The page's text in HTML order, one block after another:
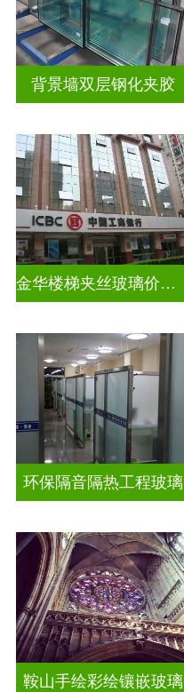
背景墙双层钢化夹胶
金华楼梯夹丝玻璃价钱多少一米
环保隔音隔热工程玻璃
鞍山手绘彩绘镶嵌玻璃